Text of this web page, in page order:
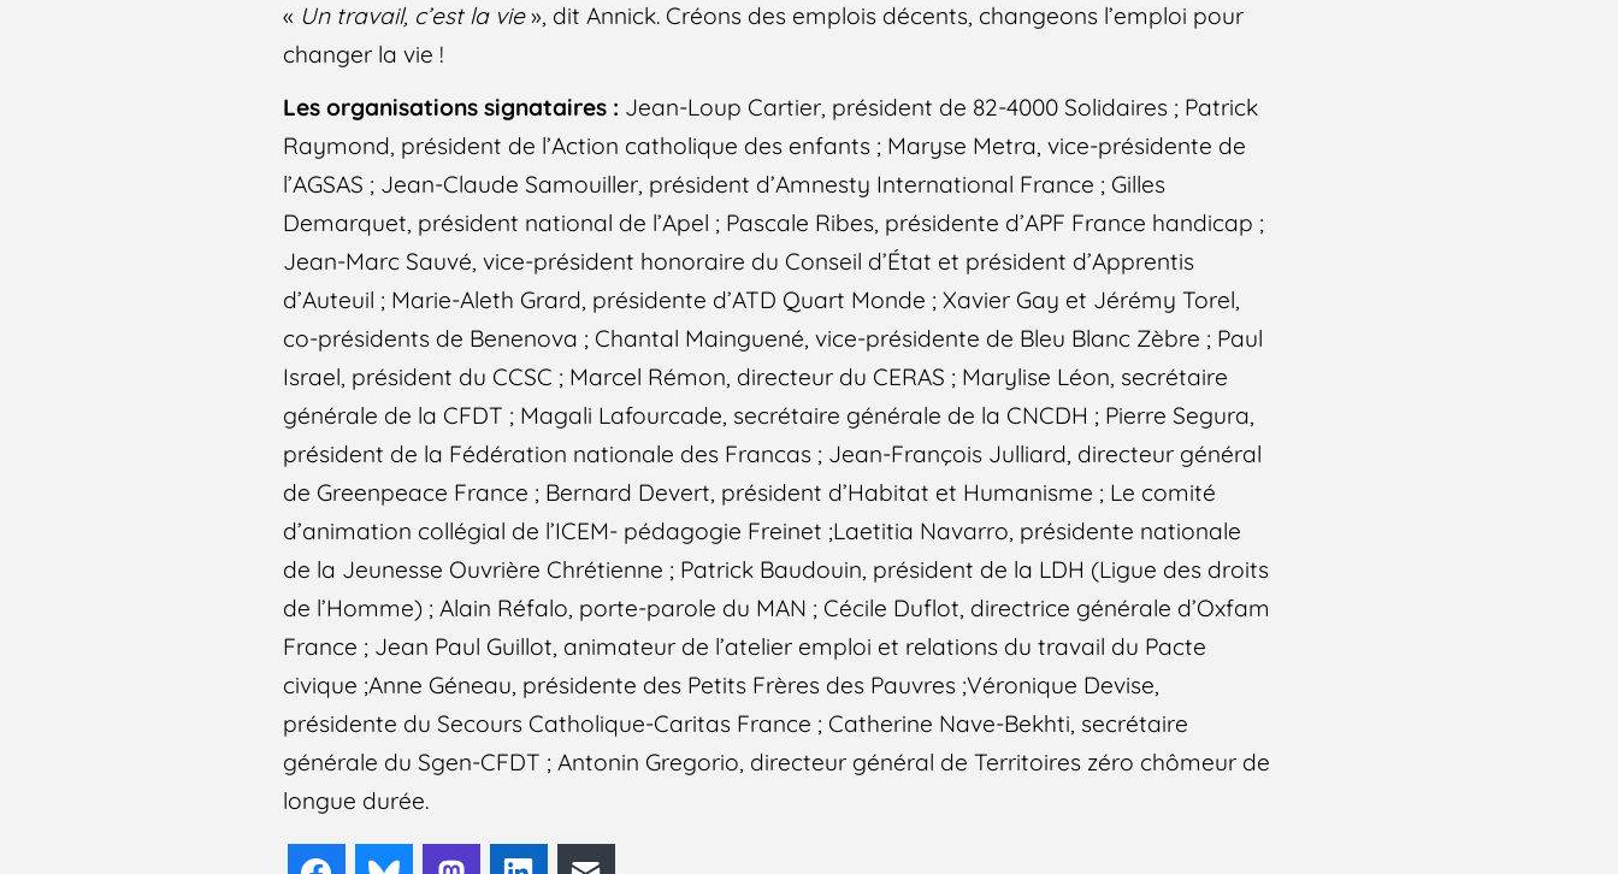
« Un travail, c’est la vie», dit Annick. Créons des emplois décents, changeons l’emploi pour
changer la vie !
Les organisations signataires : Jean-Loup Cartier, président de 82-4000 Solidaires ; Patrick
Raymond, président de l’Action catholique des enfants ; Maryse Metra, vice-présidente de
l’AGSAS ; Jean-Claude Samouiller, président d’Amnesty International France ; Gilles
Demarquet, président national de l’Apel ; Pascale Ribes, présidente d’APF France handicap ;
Jean-Marc Sauvé, vice-président honoraire du Conseil d’État et président d’Apprentis
d’Auteuil ; Marie-Aleth Grard, présidente d’ATD Quart Monde ; Xavier Gay et Jérémy Torel,
co-présidents de Benenova ; Chantal Mainguené, vice-présidente de Bleu Blanc Zèbre ; Paul
Israel, président du CCSC ; Marcel Rémon, directeur du CERAS ; Marylise Léon, secrétaire
générale de la CFDT ; Magali Lafourcade, secrétaire générale de la CNCDH ; Pierre Segura,
président de la Fédération nationale des Francas ; Jean-François Julliard, directeur général
de Greenpeace France ; Bernard Devert, président d’Habitat et Humanisme ; Le comité
d’animation collégial de l’ICEM- pédagogie Freinet ;Laetitia Navarro, présidente nationale
de la Jeunesse Ouvrière Chrétienne ; Patrick Baudouin, président de la LDH (Ligue des droits
de l’Homme) ; Alain Réfalo, porte-parole du MAN ; Cécile Duflot, directrice générale d’Oxfam
France ; Jean Paul Guillot, animateur de l’atelier emploi et relations du travail du Pacte
civique ;Anne Géneau, présidente des Petits Frères des Pauvres ;Véronique Devise,
présidente du Secours Catholique-Caritas France ; Catherine Nave-Bekhti, secrétaire
générale du Sgen-CFDT ; Antonin Gregorio, directeur général de Territoires zéro chômeur de
longue durée.